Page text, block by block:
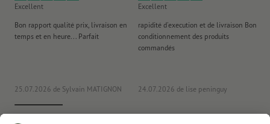
Excellent
Bon rapport qualité prix, livraison en
temps et en heure... Parfait
25.07.2026 de Sylvain MATIGNON
Excellent
rapidité d'execution et de livraison Bon
conditionnement des produits
commandés
24.07.2026 de lise peninguy